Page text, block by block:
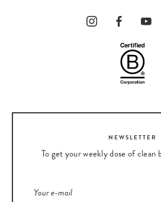
NEWSLETTER
To get your weekly dose of clean